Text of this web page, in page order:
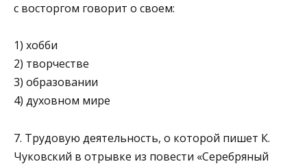
с восторгом говорит о своем:
1) хобби
2) творчестве
3) образовании
4) духовном мире
7. Трудовую деятельность, о которой пишет К.
Чуков­ский в отрывке из повести «Серебряный